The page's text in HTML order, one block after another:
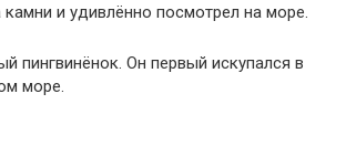
камни и удивлённо посмотрел на море.
пингвинёнок. Он первый искупался в
море.